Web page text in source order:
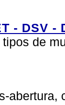
- DSV -
de